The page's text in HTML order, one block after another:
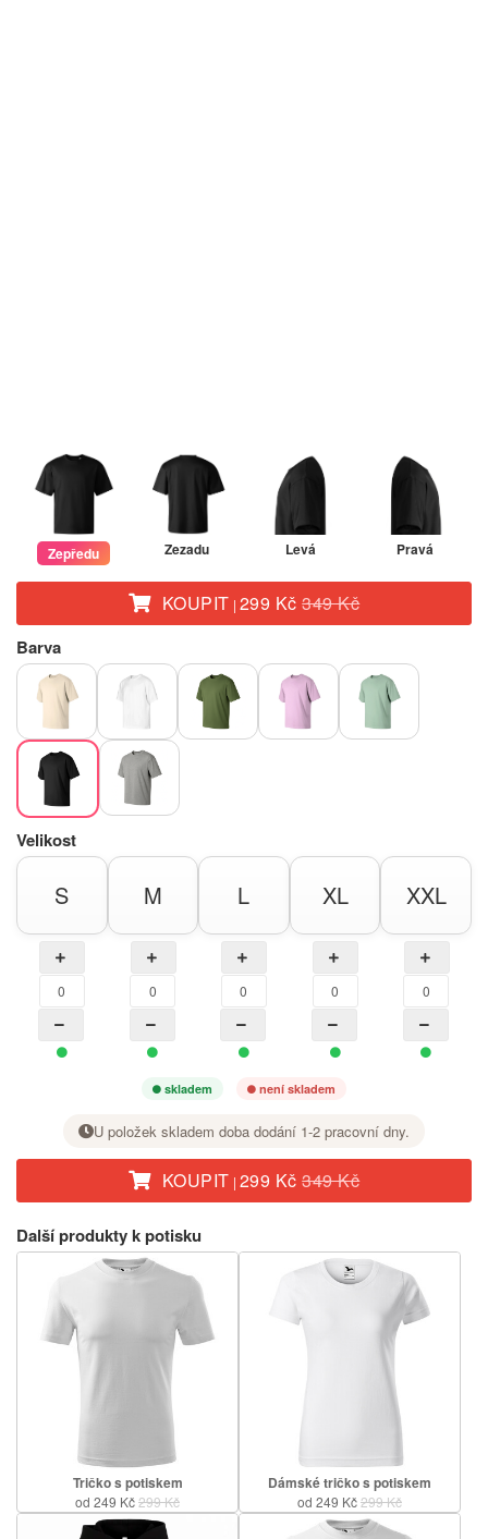
Zepředu Zezadu Levá Pravá
KOUPIT | 299 Kč349 Kč
Barva
Velikost
S M L XL XXL
skladem není skladem
U položek skladem doba dodání 1-2 pracovní dny.
KOUPIT | 299 Kč349 Kč
Další produkty k potisku
Tričko s potiskem
od 249 Kč299 Kč
Dámské tričko s potiskem
od 249 Kč299 Kč